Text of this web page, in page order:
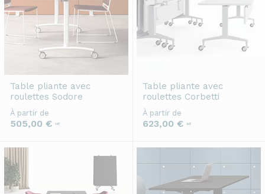
Table pliante avec
roulettes Sodore
À partir de
505,00 € HT
Table pliante avec
roulettes Corbetti
À partir de
623,00 € HT